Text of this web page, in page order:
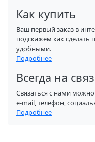
Как купить
Ваш первый заказ в
подскажем как сделать
удобными.
Подробнее
Всегда на
Связаться с нами
e-mail, телефон,
Подробнее